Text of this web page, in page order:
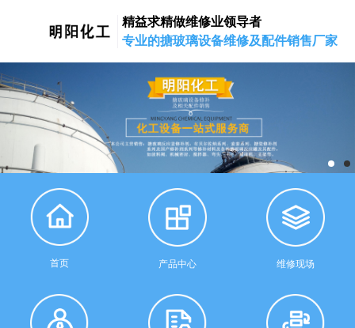
精益求精做维修业领导者
专业的搪玻璃设备维修及配件销售厂家
首页 产品中心 维修现场